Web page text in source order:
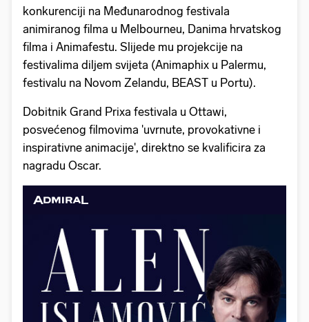
konkurenciji na Međunarodnog festivala
animiranog filma u Melbourneu, Danima hrvatskog
filma i Animafestu. Slijede mu projekcije na
festivalima diljem svijeta (Animaphix u Palermu,
festivalu na Novom Zelandu, BEAST u Portu).
Dobitnik Grand Prixa festivala u Ottawi,
posvećenog filmovima 'uvrnute, provokativne i
inspirativne animacije', direktno se kvalificira za
nagradu Oscar.